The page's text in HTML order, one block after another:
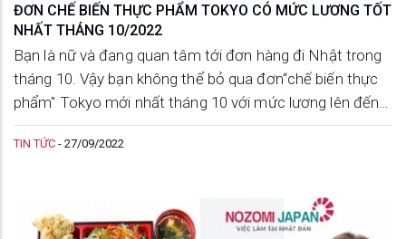
ĐƠN CHẾ BIẾN THỰC PHẨM TOKYO CÓ MỨC LƯƠNG TỐT
NHẤT THÁNG 10/2022
Bạn là nữ và đang quan tâm tới đơn hàng đi Nhật trong
tháng 10. Vậy bạn không thể bỏ qua đơn“chế biến thực
phẩm" Tokyo mới nhất tháng 10 với mức lương lên đến
180.440/tháng.
TIN TỨC - 27/09/2022